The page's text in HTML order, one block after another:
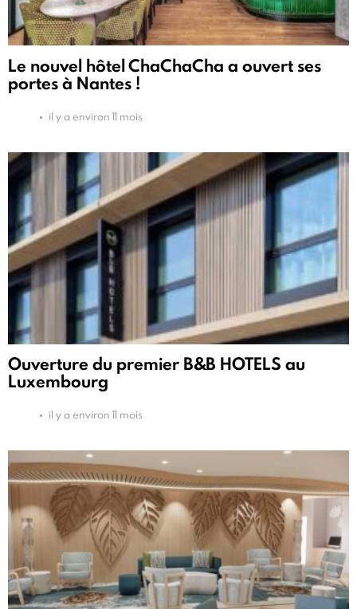
Le nouvel hôtel ChaChaCha a ouvert ses
portes à Nantes !
il y a environ 11 mois
Ouverture du premier B&B HOTELS au
Luxembourg
il y a environ 11 mois